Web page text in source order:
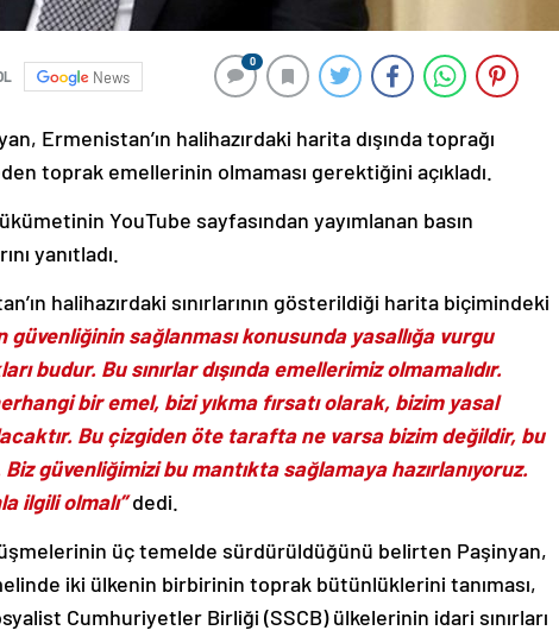
News
0
Ermenistan’ın halihazırdaki harita dışında toprağı
toprak emellerinin olmaması gerektiğini açıkladı.
YouTube sayfasından yayımlanan basın
yanıtladı.
halihazırdaki sınırlarının gösterildiği harita biçimindeki
güvenliğinin sağlanması konusunda yasallığa vurgu
budur. Bu sınırlar dışında emellerimiz olmamalıdır.
bir emel, bizi yıkma fırsatı olarak, bizim yasal
Bu çizgiden öte tarafta ne varsa bizim değildir, bu
güvenliğimizi bu mantıkta sağlamaya hazırlanıyoruz.
ilgili olmalı”dedi.
üç temelde sürdürüldüğünü belirten Paşinyan,
iki ülkenin birbirinin toprak bütünlüklerini tanıması,
Cumhuriyetler Birliği (SSCB) ülkelerinin idari sınırları